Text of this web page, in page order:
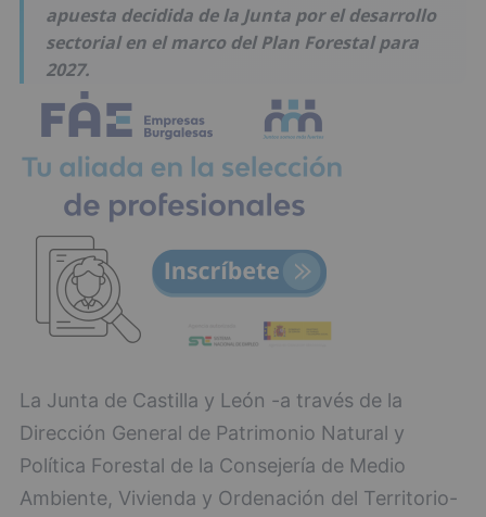
apuesta decidida de la Junta por el desarrollo
sectorial en el marco del Plan Forestal para
2027.
La Junta de Castilla y León -a través de la
Dirección General de Patrimonio Natural y
Política Forestal de la Consejería de Medio
Ambiente, Vivienda y Ordenación del Territorio-